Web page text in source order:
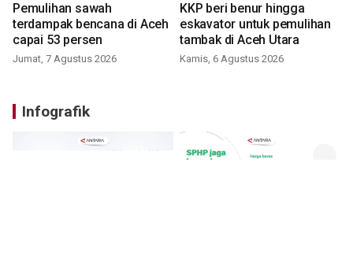
Pemulihan sawah
terdampak bencana di Aceh
capai 53 persen
Jumat, 7 Agustus 2026
KKP beri benur hingga
eskavator untuk pemulihan
tambak di Aceh Utara
Kamis, 6 Agustus 2026
Infografik